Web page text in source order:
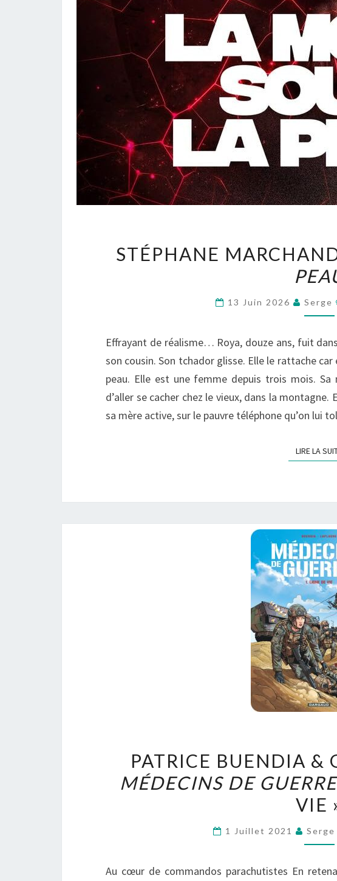
LA
STÉPHANE
13 Juin 2026 Serge
Effrayant de réalisme… Roya, douze ans, fuit
son cousin. Son tchador glisse. Elle le rattache
peau. Elle est une femme depuis trois mois. Sa
d’aller se cacher chez le vieux, dans la
sa mère active, sur le pauvre téléphone qu’on lui
LIRE LA
&
PATRICE BUENDIA &
MÉDECINS DE GUERRE
VIE
1 Juillet 2021 Serge
Au cœur de commandos parachutistes En